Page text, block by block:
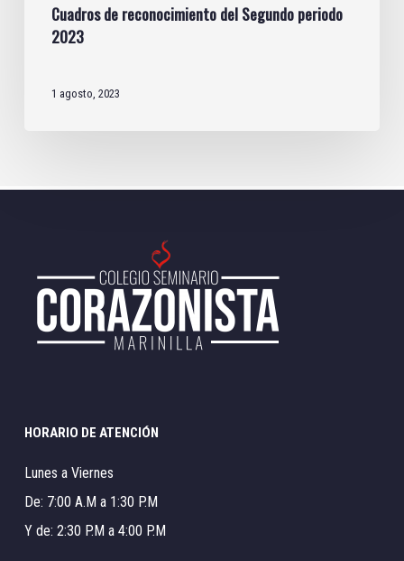
Cuadros de reconocimiento del Segundo periodo
2023
1 agosto, 2023
HORARIO DE ATENCIÓN
Lunes a Viernes
De: 7:00 A.M a 1:30 P.M
Y de: 2:30 P.M a 4:00 P.M